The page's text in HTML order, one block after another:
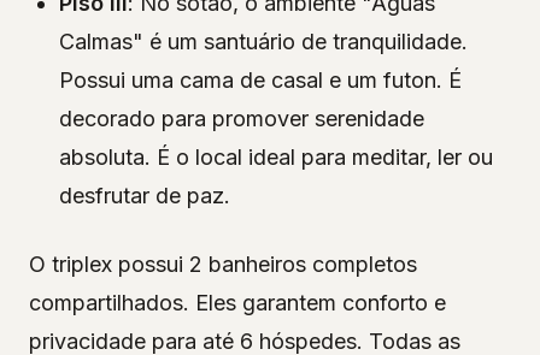
Calmas" é um santuário de tranquilidade.
Possui uma cama de casal e um futon. É
decorado para promover serenidade
absoluta. É o local ideal para meditar, ler ou
desfrutar de paz.
O triplex possui 2 banheiros completos
compartilhados. Eles garantem conforto e
privacidade para até 6 hóspedes. Todas as